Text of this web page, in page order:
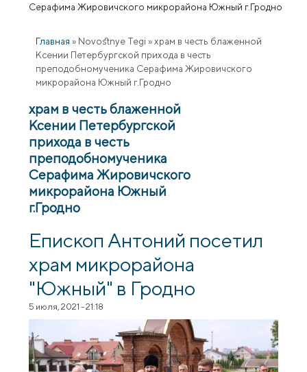
Серафима Жировичского микрорайона Южный г.Гродно
Главная » Novostnye Tegi » храм в честь блаженной
Ксении Петербургской прихода в честь
преподобномученика Серафима Жировичского
микрорайона Южный г.Гродно
храм в честь блаженной
Ксении Петербургской
прихода в честь
преподобномученика
Серафима Жировичского
микрорайона Южный
г.Гродно
Епископ Антоний посетил
храм микрорайона
"Южный" в Гродно
5 июля, 2021 - 21:18